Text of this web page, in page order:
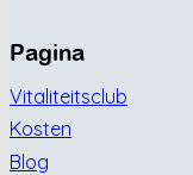
Pagina
Vitaliteitsclub
Kosten
Blog